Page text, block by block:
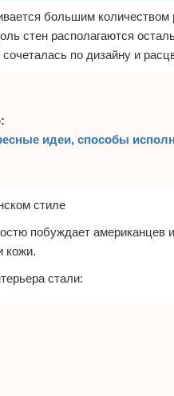
большим
стен располагаются
по дизайну и
идеи, способы
побуждает американцев
кожи.
стали: